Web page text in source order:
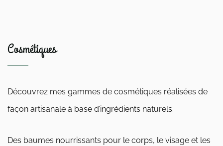
Cosmétiques
Découvrez mes gammes de cosmétiques réalisées de
façon artisanale à base d’ingrédients naturels.
Des baumes nourrissants pour le corps, le visage et les